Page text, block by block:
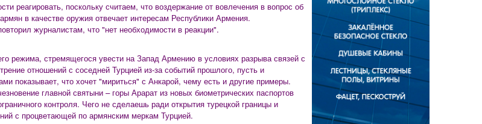
реагировать, поскольку считаем, что воздержание от вовлечения в вопрос об
в качестве оружия отвечает интересам Республики Армения.
журналистам, что "нет необходимости в реакции".
режима, стремящегося увести на Запад Армению в условиях разрыва связей с
отношений с соседней Турцией из-за событий прошлого, пусть и
показывает, что хочет "мириться" с Анкарой, чему есть и другие примеры.
главной святыни – горы Арарат из новых биометрических паспортов
контроля. Чего не сделаешь ради открытия турецкой границы и
с процветающей по армянским меркам Турцией.